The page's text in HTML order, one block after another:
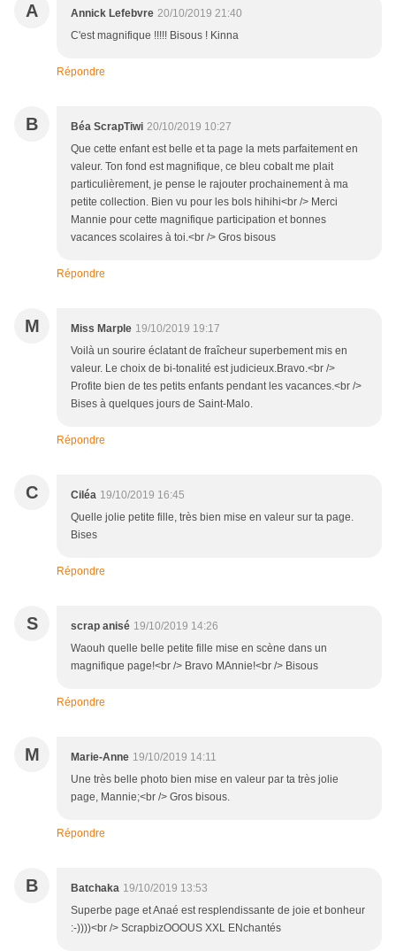
A Annick Lefebvre 20/10/2019 21:40
C'est magnifique !!!!! Bisous ! Kinna
Répondre
B Béa ScrapTiwi 20/10/2019 10:27
Que cette enfant est belle et ta page la mets parfaitement en
valeur. Ton fond est magnifique, ce bleu cobalt me plait
particulièrement, je pense le rajouter prochainement à ma
petite collection. Bien vu pour les bols hihihi<br /> Merci
Mannie pour cette magnifique participation et bonnes
vacances scolaires à toi.<br /> Gros bisous
Répondre
M Miss Marple 19/10/2019 19:17
Voilà un sourire éclatant de fraîcheur superbement mis en
valeur. Le choix de bi-tonalité est judicieux.Bravo.<br />
Profite bien de tes petits enfants pendant les vacances.<br />
Bises à quelques jours de Saint-Malo.
Répondre
C Ciléa 19/10/2019 16:45
Quelle jolie petite fille, très bien mise en valeur sur ta page.
Bises
Répondre
S scrap anisé 19/10/2019 14:26
Waouh quelle belle petite fille mise en scène dans un
magnifique page!<br /> Bravo MAnnie!<br /> Bisous
Répondre
M Marie-Anne 19/10/2019 14:11
Une très belle photo bien mise en valeur par ta très jolie
page, Mannie;<br /> Gros bisous.
Répondre
B Batchaka 19/10/2019 13:53
Superbe page et Anaé est resplendissante de joie et bonheur
:-))))<br /> ScrapbizOOOUS XXL ENchantés